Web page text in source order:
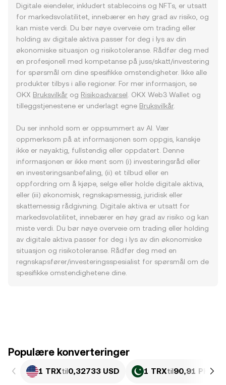
Digitale eiendeler, inkludert stablecoins og NFTs, er utsatt
for markedsvolatilitet, innebærer en høy grad av risiko, og
kan miste verdi. Du bør nøye overveie om trading eller
holding av digitale aktiva passer for deg i lys av din
økonomiske situasjon og risikotoleranse. Rådfør deg med
en profesjonell med kompetanse på juss/skatt/investering
for spørsmål om dine spesifikke omstendigheter. Ikke alle
produkter tilbys i alle regioner. For mer informasjon, se
OKX Bruksvilkår og Risikoadvarsel . OKX Web3 Wallet og
tilleggstjenestene er underlagt egne Bruksvilkår.
Du ser innhold som er oppsummert av AI. Vær
oppmerksom på at informasjonen som oppgis, kanskje
ikke er nøyaktig, fullstendig eller oppdatert. Denne
informasjonen er ikke ment som (i) investeringsråd eller
en investeringsanbefaling, (ii) et tilbud eller en
oppfordring om å kjøpe, selge eller holde digitale aktiva,
eller (iii) økonomisk, regnskapsmessig, juridisk eller
skattemessig rådgivning. Digitale aktiva er utsatt for
markedsvolatilitet, innebærer en høy grad av risiko og kan
miste verdi. Du bør nøye overveie om trading eller holding
av digitale aktiva passer for deg i lys av din økonomiske
situasjon og risikotoleranse. Rådfør deg med en
regnskapsfører/investeringsspesialist for spørsmål om de
spesifikke omstendighetene dine.
Populære konverteringer
1 TRXtil0,32733 USD 1 TRXtil90,91 PKR